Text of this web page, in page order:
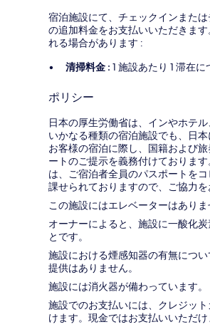
宿泊施設にて、チェックインまた
の追加料金をお支払いいただきま
れる場合があります :
清掃料金 : 1 施設あたり 1 滞在
ポリシー
日本の厚生労働省は、インやホテ
いかなる種類の宿泊施設でも、日
お客様の宿泊に際し、国籍および
ートのご提示を義務付け​ておりま
は、ご宿泊者全員のパスポートを
課せられておりますの​で、ご協力を
この施設にはエレベーターはありま
オーナーによると、施設に一酸化
とです。
施設における煙感知器の有無につ
提供はありません。
施設には消火器が備わっています。
施設でのお支払いには、クレジッ
けます。現金ではお支払いいただけ